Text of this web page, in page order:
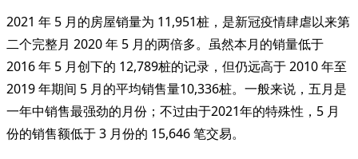
2021 年 5 月的房屋销量为 11,951桩，是新冠疫情肆虐以来第
二个完整月 2020 年 5 月的两倍多。虽然本月的销量低于
2016 年 5 月创下的 12,789桩的记录，但仍远高于 2010 年至
2019 年期间 5 月的平均销售量10,336桩。一般来说，五月是
一年中销售最强劲的月份；不过由于2021年的特殊性，5 月
份的销售额低于 3 月份的 15,646 笔交易。